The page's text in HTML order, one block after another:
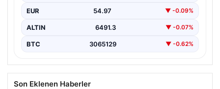
EUR 54.97 ▼ -0.09%
ALTIN 6491.3 ▼ -0.07%
BTC 3065129 ▼ -0.62%
Son Eklenen Haberler